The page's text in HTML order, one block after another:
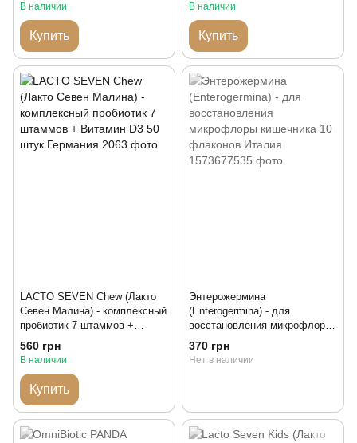
В наличии
Купить
В наличии
Купить
LACTO SEVEN Chew (Лакто
Севен Малина) - комплексный
пробиотик 7 штаммов +
Витамин D3 50 штук Германия
560 грн
В наличии
Купить
Энтерожермина
(Enterogermina) - для
восстановления микрофлоры
кишечника 10 флаконов
Италия
370 грн
Нет в наличии